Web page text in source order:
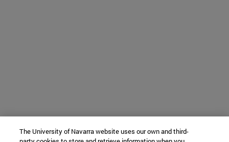
The University of Navarra website uses our own and third-